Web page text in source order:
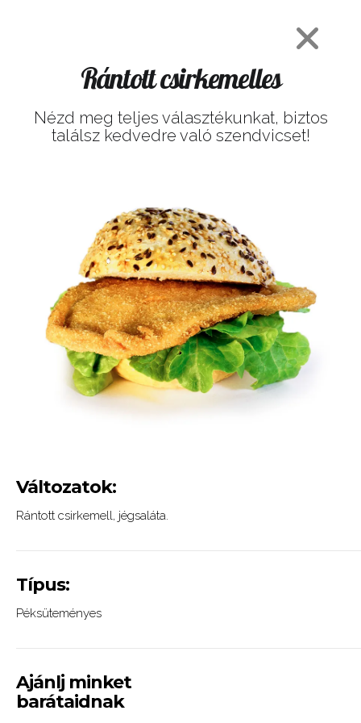
Rántott csirkemelles
Nézd meg teljes választékunkat, biztos
találsz kedvedre való szendvicset!
Változatok:
Rántott csirkemell, jégsaláta.
Típus:
Péksüteményes
Ajánlj minket
barátaidnak